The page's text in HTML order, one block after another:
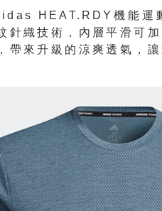
HEAT.RDY機能運
針織技術，內層平滑可
帶來升級的涼爽透氣，